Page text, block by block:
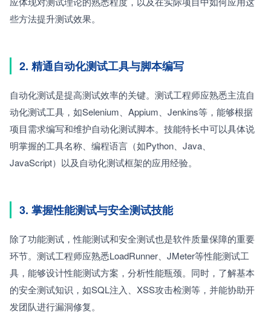
些方法提升测试效果。
2. 精通自动化测试工具与脚本编写
自动化测试是提高测试效率的关键。测试工程师应熟悉主流自
动化测试工具，如Selenium、Appium、Jenkins等，能够根据
项目需求编写和维护自动化测试脚本。技能特长中可以具体说
明掌握的工具名称、编程语言（如Python、Java、
JavaScript）以及自动化测试框架的应用经验。
3. 掌握性能测试与安全测试技能
除了功能测试，性能测试和安全测试也是软件质量保障的重要
环节。测试工程师应熟悉LoadRunner、JMeter等性能测试工
具，能够设计性能测试方案，分析性能瓶颈。同时，了解基本
的安全测试知识，如SQL注入、XSS攻击检测等，并能协助开
发团队进行漏洞修复。